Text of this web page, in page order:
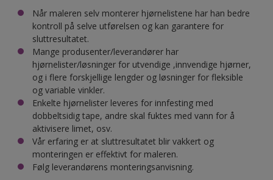
Når maleren selv monterer hjørnelistene har han bedre
kontroll på selve utførelsen og kan garantere for
sluttresultatet.
Mange produsenter/leverandører har
hjørnelister/løsninger for utvendige ,innvendige hjørner,
og i flere forskjellige lengder og løsninger for fleksible
og variable vinkler.
Enkelte hjørnelister leveres for innfesting med
dobbeltsidig tape, andre skal fuktes med vann for å
aktivisere limet, osv.
Vår erfaring er at sluttresultatet blir vakkert og
monteringen er effektivt for maleren.
Følg leverandørens monteringsanvisning.